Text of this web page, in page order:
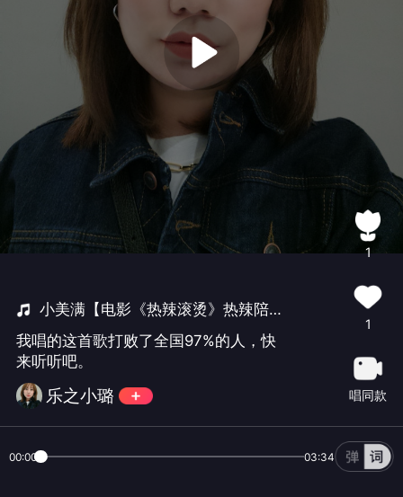
小美满【电影《热辣滚烫》热辣陪伴曲】
我唱的这首歌打败了全国97%的人，快
来听听吧。
乐之小璐
1
1
唱同款
00:00 03:34